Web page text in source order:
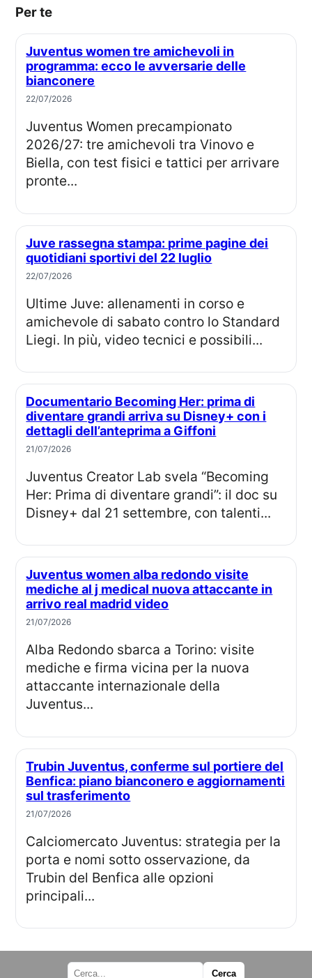
Per te
Juventus women tre amichevoli in
programma: ecco le avversarie delle
bianconere
22/07/2026
Juventus Women precampionato
2026/27: tre amichevoli tra Vinovo e
Biella, con test fisici e tattici per arrivare
pronte...
Juve rassegna stampa: prime pagine dei
quotidiani sportivi del 22 luglio
22/07/2026
Ultime Juve: allenamenti in corso e
amichevole di sabato contro lo Standard
Liegi. In più, video tecnici e possibili...
Documentario Becoming Her: prima di
diventare grandi arriva su Disney+ con i
dettagli dell’anteprima a Giffoni
21/07/2026
Juventus Creator Lab svela “Becoming
Her: Prima di diventare grandi”: il doc su
Disney+ dal 21 settembre, con talenti...
Juventus women alba redondo visite
mediche al j medical nuova attaccante in
arrivo real madrid video
21/07/2026
Alba Redondo sbarca a Torino: visite
mediche e firma vicina per la nuova
attaccante internazionale della
Juventus...
Trubin Juventus, conferme sul portiere del
Benfica: piano bianconero e aggiornamenti
sul trasferimento
21/07/2026
Calciomercato Juventus: strategia per la
porta e nomi sotto osservazione, da
Trubin del Benfica alle opzioni
principali...